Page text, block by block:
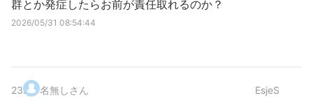
群とか発症したらお前が責任取れるのか？
2026/05/31 08:54:44
23. 名無しさん EsjeS